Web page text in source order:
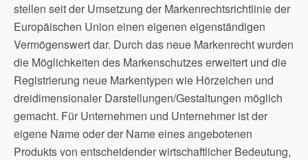
stellen seit der Umsetzung der Markenrechtsrichtlinie der
Europäischen Union einen eigenen eigenständigen
Vermögenswert dar. Durch das neue Markenrecht wurden
die Möglichkeiten des Markenschutzes erweitert und die
Registrierung neue Markentypen wie Hörzeichen und
dreidimensionaler Darstellungen/Gestaltungen möglich
gemacht. Für Unternehmen und Unternehmer ist der
eigene Name oder der Name eines angebotenen
Produkts von entscheidender wirtschaftlicher Bedeutung,